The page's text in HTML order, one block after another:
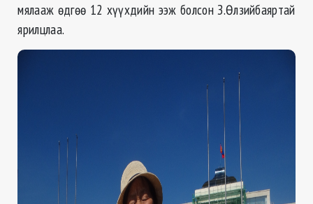
мялааж өдгөө 12 хүүхдийн ээж болсон З.Өлзийбаяртай
ярилцлаа.